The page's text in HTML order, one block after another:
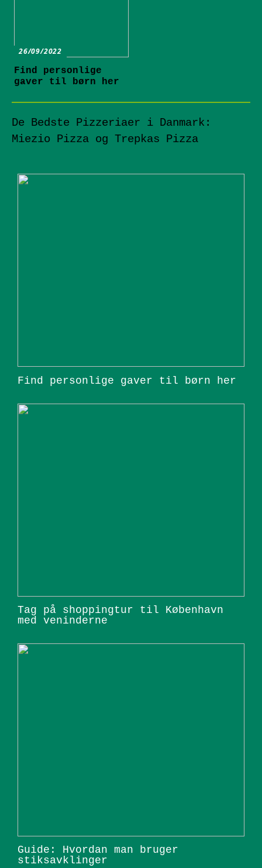
26/09/2022
Find personlige
gaver til børn her
De Bedste Pizzeriaer i Danmark:
Miezio Pizza og Trepkas Pizza
Find personlige gaver til børn her
Tag på shoppingtur til København
med veninderne
Guide: Hvordan man bruger
stiksavklinger